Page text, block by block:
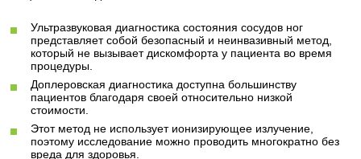
Ультразвуковая диагностика состояния сосудов ног
представляет собой безопасный и неинвазивный метод,
который не вызывает дискомфорта у пациента во время
процедуры.
Доплеровская диагностика доступна большинству
пациентов благодаря своей относительно низкой
стоимости.
Этот метод не использует ионизирующее излучение,
поэтому исследование можно проводить многократно без
вреда для здоровья.